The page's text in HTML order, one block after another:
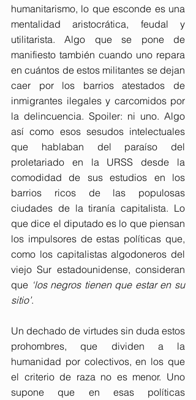
humanitarismo, lo que esconde es una
mentalidad aristocrática, feudal y
utilitarista. Algo que se pone de
manifiesto también cuando uno repara
en cuántos de estos militantes se dejan
caer por los barrios atestados de
inmigrantes ilegales y carcomidos por
la delincuencia. Spoiler: ni uno. Algo
así como esos sesudos intelectuales
que hablaban del paraíso del
proletariado en la URSS desde la
comodidad de sus estudios en los
barrios ricos de las populosas
ciudades de la tiranía capitalista. Lo
que dice el diputado es lo que piensan
los impulsores de estas políticas que,
como los capitalistas algodoneros del
viejo Sur estadounidense, consideran
que ‘los negros tienen que estar en su
sitio’.
Un dechado de virtudes sin duda estos
prohombres, que dividen a la
humanidad por colectivos, en los que
el criterio de raza no es menor. Uno
supone que en esas políticas